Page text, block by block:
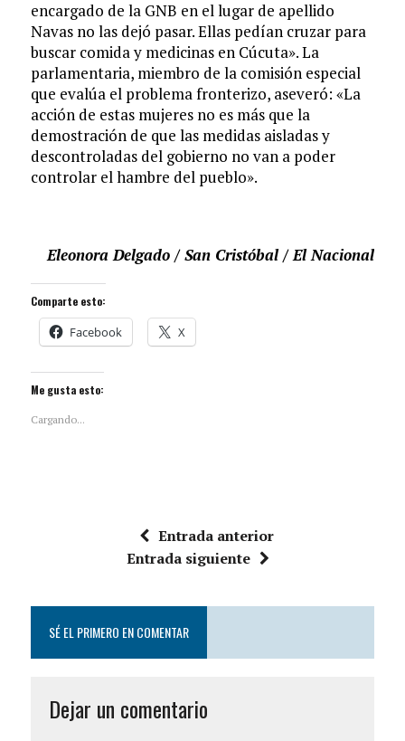
encargado de la GNB en el lugar de apellido
Navas no las dejó pasar. Ellas pedían cruzar para
buscar comida y medicinas en Cúcuta». La
parlamentaria, miembro de la comisión especial
que evalúa el problema fronterizo, aseveró: «La
acción de estas mujeres no es más que la
demostración de que las medidas aisladas y
descontroladas del gobierno no van a poder
controlar el hambre del pueblo».
Eleonora Delgado / San Cristóbal / El Nacional
Comparte esto:
Facebook X
Me gusta esto:
Cargando...
Entrada anterior
Entrada siguiente
SÉ EL PRIMERO EN COMENTAR
Dejar un comentario